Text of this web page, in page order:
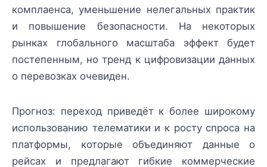
комплаенса, уменьшение нелегальных практик
и повышение безопасности. На некоторых
рынках глобального масштаба эффект будет
постепенным, но тренд к цифровизации данных
о перевозках очевиден.
Прогноз: переход приведёт к более широкому
использованию телематики и к росту спроса на
платформы, которые объединяют данные о
рейсах и предлагают гибкие коммерческие